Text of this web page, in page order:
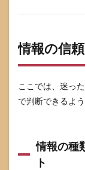
参考
情報の信
ここでは、迷っ
で判断できるよ
情報の種
ト